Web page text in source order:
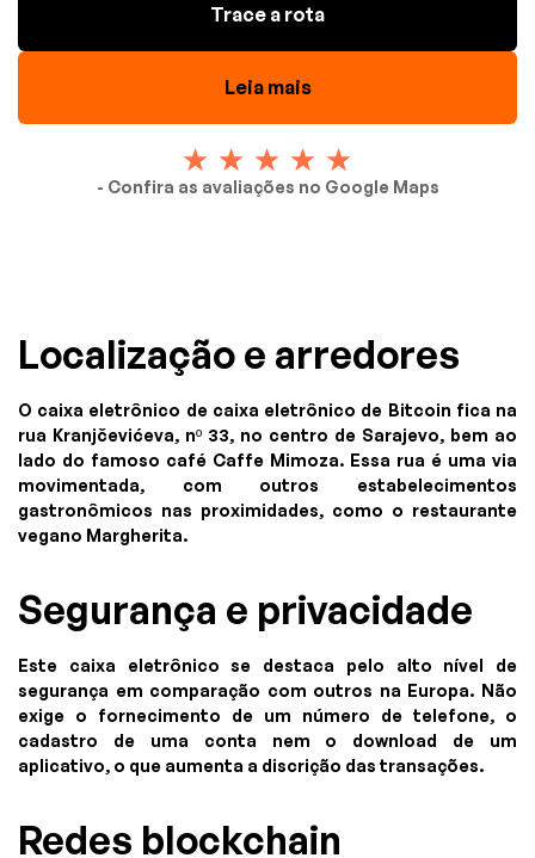
Trace a rota
Leia mais
- Confira as avaliações no Google Maps
Localização e arredores
O caixa eletrônico de caixa eletrônico de Bitcoin fica na
rua Kranjčevićeva, nº 33, no centro de Sarajevo, bem ao
lado do famoso café Caffe Mimoza. Essa rua é uma via
movimentada, com outros estabelecimentos
gastronômicos nas proximidades, como o restaurante
vegano Margherita.
Segurança e privacidade
Este caixa eletrônico se destaca pelo alto nível de
segurança em comparação com outros na Europa. Não
exige o fornecimento de um número de telefone, o
cadastro de uma conta nem o download de um
aplicativo, o que aumenta a discrição das transações.
Redes blockchain